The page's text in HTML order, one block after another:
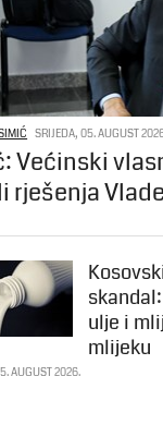
SRIJEDA, 05. AUGUST
Većinski
rješenja
ulje i
mlijeku
AUGUST 2026.